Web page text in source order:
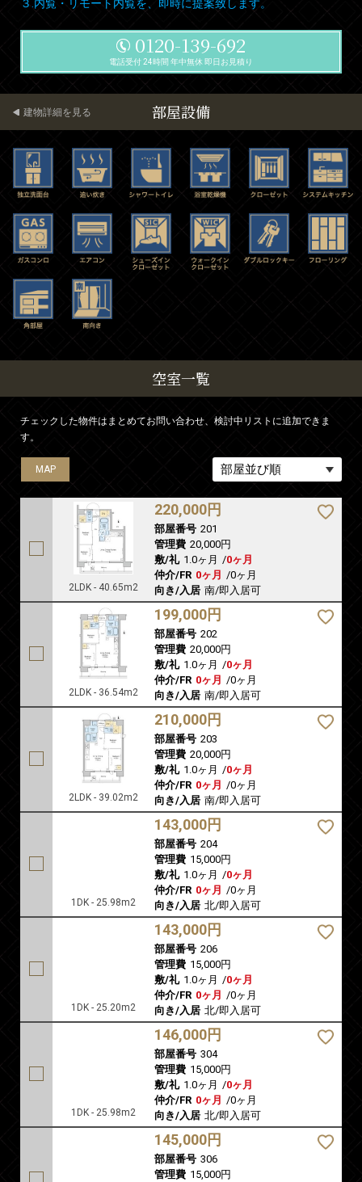
３.内覧・リモート内覧を、即時に提案致します。
0120-139-692
電話受付 24時間 年中無休 即日お見積り
部屋設備
建物詳細を見る
空室一覧
チェックした物件はまとめてお問い合わせ、検討中リストに追加できま
す。
MAP
2LDK - 40.65m2
220,000円
部屋番号 201
管理費 20,000円
敷/礼 1.0ヶ月 /0ヶ月
仲介/FR 0ヶ月 /0ヶ月
向き/入居 南/即入居可
MAP
2LDK - 36.54m2
199,000円
部屋番号 202
管理費 20,000円
敷/礼 1.0ヶ月 /0ヶ月
仲介/FR 0ヶ月 /0ヶ月
向き/入居 南/即入居可
MAP
2LDK - 39.02m2
210,000円
部屋番号 203
管理費 20,000円
敷/礼 1.0ヶ月 /0ヶ月
仲介/FR 0ヶ月 /0ヶ月
向き/入居 南/即入居可
MAP
1DK - 25.98m2
143,000円
部屋番号 204
管理費 15,000円
敷/礼 1.0ヶ月 /0ヶ月
仲介/FR 0ヶ月 /0ヶ月
向き/入居 北/即入居可
MAP
1DK - 25.20m2
143,000円
部屋番号 206
管理費 15,000円
敷/礼 1.0ヶ月 /0ヶ月
仲介/FR 0ヶ月 /0ヶ月
向き/入居 北/即入居可
MAP
1DK - 25.98m2
146,000円
部屋番号 304
管理費 15,000円
敷/礼 1.0ヶ月 /0ヶ月
仲介/FR 0ヶ月 /0ヶ月
向き/入居 北/即入居可
MAP
145,000円
部屋番号 306
管理費 15,000円
MAP
MAP
MAP
MAP
MAP
MAP
MAP
MAP
MAP
MAP
MAP
MAP
MAP
MAP
MAP
MAP